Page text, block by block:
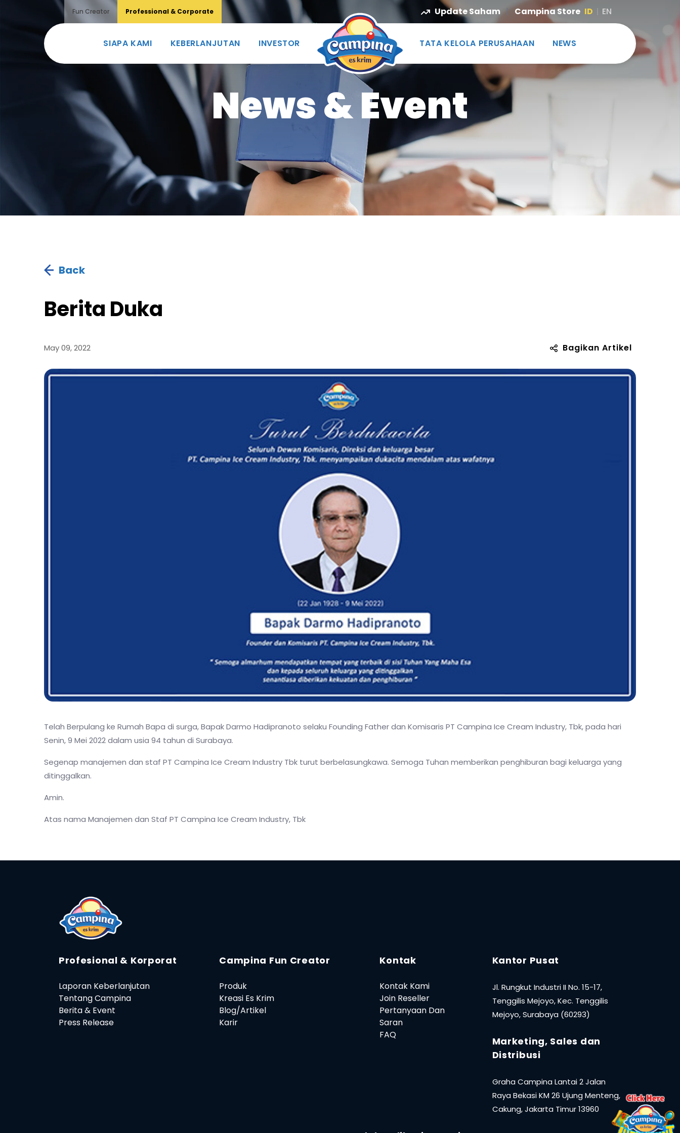
Fun Creator Professional & Corporate Update Saham| Campina Store ID EN
SIAPA KAMI KEBERLANJUTAN INVESTOR TATA KELOLA PERUSAHAAN NEWS
News & Event
Back
Berita Duka
May 09, 2022 Bagikan Artikel
Telah Berpulang ke Rumah Bapa di surga, Bapak Darmo Hadipranoto selaku Founding Father dan Komisaris PT Campina Ice Cream Industry, Tbk, pada hari
Senin, 9 Mei 2022 dalam usia 94 tahun di Surabaya.
Segenap manajemen dan staf PT Campina Ice Cream Industry Tbk turut berbelasungkawa. Semoga Tuhan memberikan penghiburan bagi keluarga yang
ditinggalkan.
Amin.
Atas nama Manajemen dan Staf PT Campina Ice Cream Industry, Tbk
Profesional & Korporat
Laporan Keberlanjutan
Tentang Campina
Berita & Event
Press Release
Campina Fun Creator
Produk
Kreasi Es Krim
Blog/Artikel
Karir
Kontak
Kontak Kami
Join Reseller
Pertanyaan Dan
Saran
FAQ
Kantor Pusat
Jl. Rungkut Industri II No. 15-17,
Tenggilis Mejoyo, Kec. Tenggilis
Mejoyo, Surabaya (60293)
Marketing, Sales dan
Distribusi
Graha Campina Lantai 2 Jalan
Raya Bekasi KM 26 Ujung Menteng,
Cakung, Jakarta Timur 13960